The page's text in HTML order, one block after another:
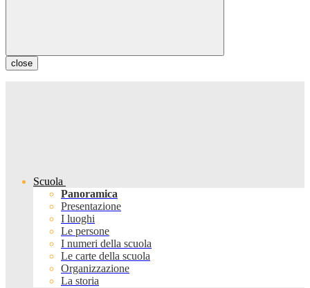
close
Scuola
Panoramica
Presentazione
I luoghi
Le persone
I numeri della scuola
Le carte della scuola
Organizzazione
La storia